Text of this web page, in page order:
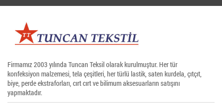
Firmamız 2003 yılında Tuncan Teksil olarak kurulmuştur. Her tür
konfeksiyon malzemesi, tela çeşitleri, her türlü lastik, saten kurdela, çıtçıt,
biye, perde ekstraforları, cırt cırt ve bilimum aksesuarların satışını
yapmaktadır.